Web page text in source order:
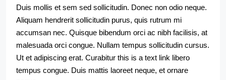
Duis mollis et sem sed sollicitudin. Donec non odio neque.
Aliquam hendrerit sollicitudin purus, quis rutrum mi
accumsan nec. Quisque bibendum orci ac nibh facilisis, at
malesuada orci congue. Nullam tempus sollicitudin cursus.
Ut et adipiscing erat. Curabitur this is a text link libero
tempus congue. Duis mattis laoreet neque, et ornare